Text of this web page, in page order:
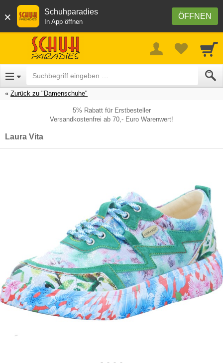
× ÖFFNEN
Schuhparadies
In App öffnen
Zurück zu "Damenschuhe"
5% Rabatt für Erstbesteller
Versandkostenfrei ab 70,- Euro Warenwert!
Laura Vita